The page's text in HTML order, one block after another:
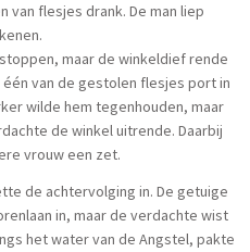
flesjes drank. De man liep
maar de winkeldief rende
van de gestolen flesjes port in
wilde hem tegenhouden, maar
de winkel uitrende. Daarbij
vrouw een zet.
de achtervolging in. De getuige
in, maar de verdachte wist
het water van de Angstel, pakte